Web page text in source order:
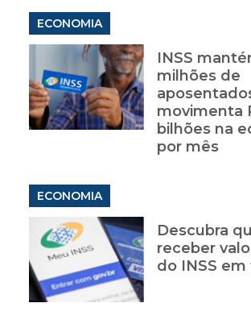
ECONOMIA
INSS
milhões de
movimenta
bilhões na
por mês
ECONOMIA
Descubra
receber
do INSS